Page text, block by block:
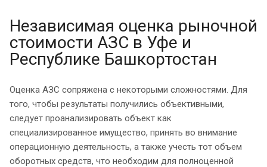
Независимая оценка рыночной
стоимости АЗС в Уфе и
Республике Башкортостан
Оценка АЗС сопряжена с некоторыми сложностями. Для
того, чтобы результаты получились объективными,
следует проанализировать объект как
специализированное имущество, принять во внимание
операционную деятельность, а также учесть тот объем
оборотных средств, что необходим для полноценной